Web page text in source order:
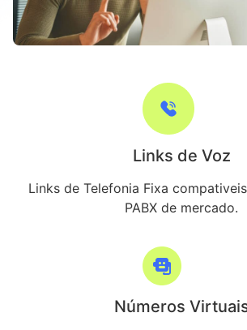
Links de Voz
Links de Telefonia Fixa
PABX de mercado.
Números